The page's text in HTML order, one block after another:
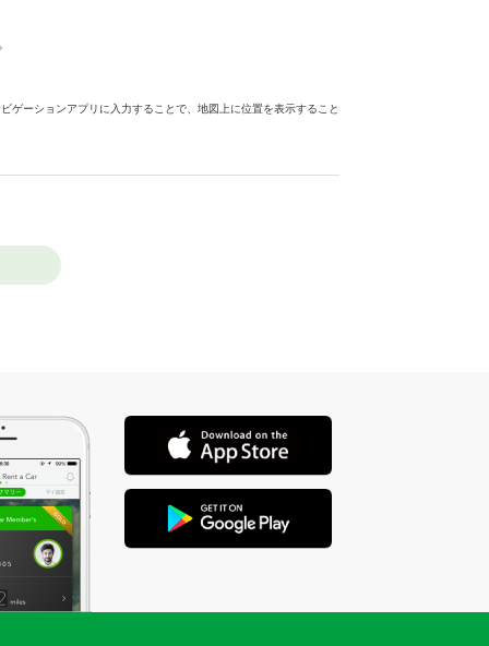
ーションアプリに入力することで、地図上に位置を表示すること